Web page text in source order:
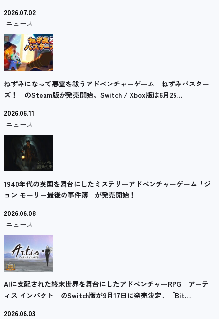
2026.07.02
ニュース
ねずみになって悪霊を祓うアドベンチャーゲーム「ねずみバスター
ズ！」のSteam版が発売開始。Switch / Xbox版は6月25…
2026.06.11
ニュース
1940年代の英国を舞台にしたミステリーアドベンチャーゲーム「ジ
ョン モーリー最後の事件簿」が発売開始！
2026.06.08
ニュース
AIに支配された終末世界を舞台にしたアドベンチャーRPG「アーテ
ィス インパクト」のSwitch版が9月17日に発売決定。「Bit…
2026.06.03